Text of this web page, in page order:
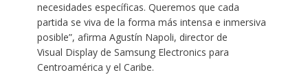
necesidades específicas. Queremos que cada
partida se viva de la forma más intensa e inmersiva
posible”, afirma Agustín Napoli, director de
Visual Display de Samsung Electronics para
Centroamérica y el Caribe.